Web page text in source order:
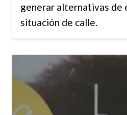
generar alternativas de
situación de calle.